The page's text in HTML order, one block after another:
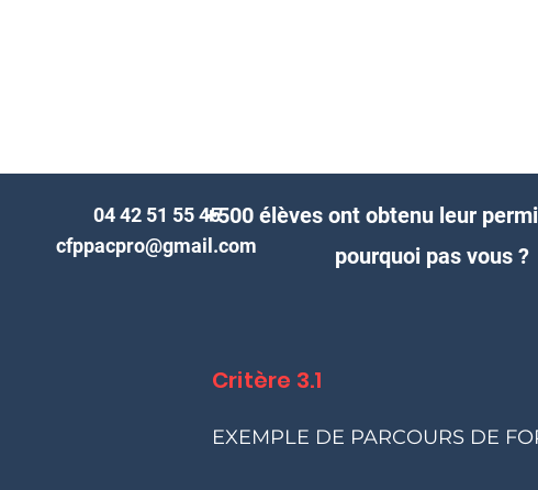
04 42 51 55 45
cfppacpro@gmail.com
+500 élèves ont obtenu leur
pourquoi pas vous ?
Critère 3.1
EXEMPLE DE PARCOURS DE